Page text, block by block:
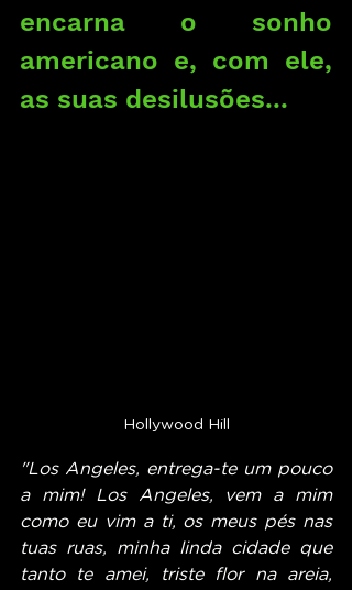
encarna o sonho
americano e, com ele,
as suas desilusões...
Hollywood Hill
"Los Angeles, entrega-te um pouco
a mim! Los Angeles, vem a mim
como eu vim a ti, os meus pés nas
tuas ruas, minha linda cidade que
tanto te amei, triste flor na areia,